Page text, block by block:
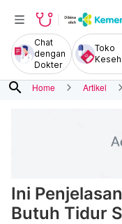
Chat
dengan
Dokter
Toko
search Home Artikel
Ini
Butuh Tidur